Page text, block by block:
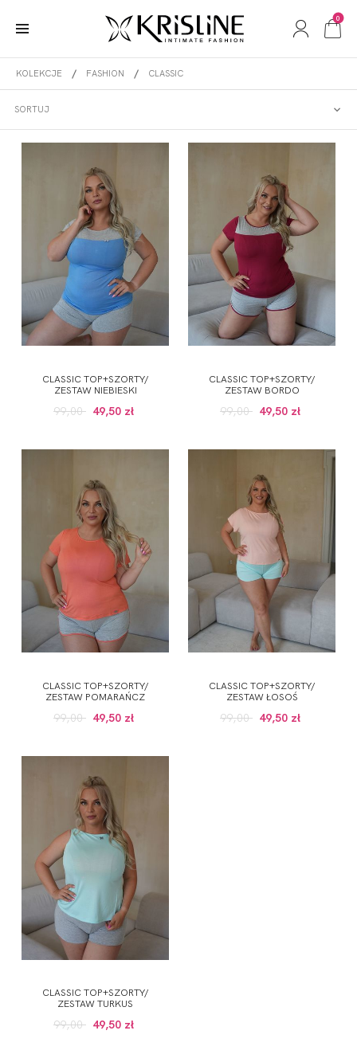
0
KOLEKCJE FASHION CLASSIC
SORTUJ
CLASSIC
CLASSIC TOP+SZORTY/
ZESTAW NIEBIESKI
99,00 49,50 zł
CLASSIC TOP+SZORTY/
ZESTAW BORDO
99,00 49,50 zł
CLASSIC TOP+SZORTY/
ZESTAW POMARAŃCZ
99,00 49,50 zł
CLASSIC TOP+SZORTY/
ZESTAW ŁOSOŚ
99,00 49,50 zł
CLASSIC TOP+SZORTY/
ZESTAW TURKUS
99,00 49,50 zł